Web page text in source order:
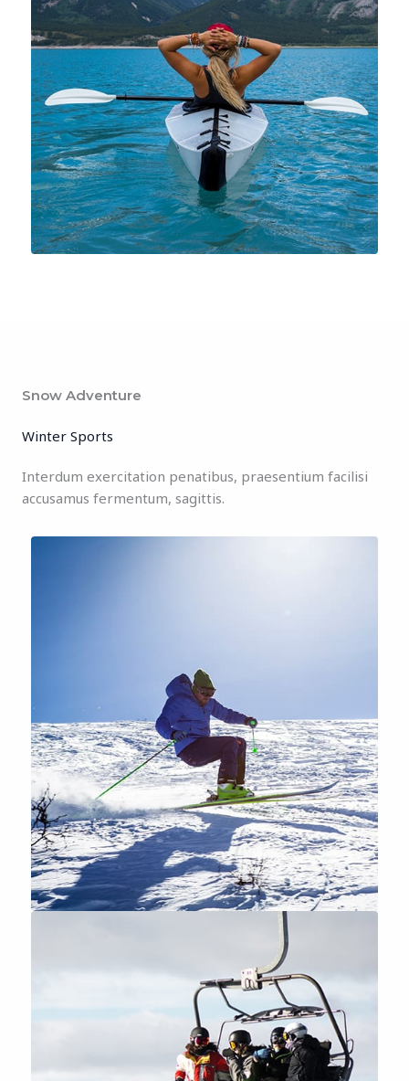
Snow Adventure
Winter Sports
Interdum exercitation penatibus, praesentium facilisi
accusamus fermentum, sagittis.